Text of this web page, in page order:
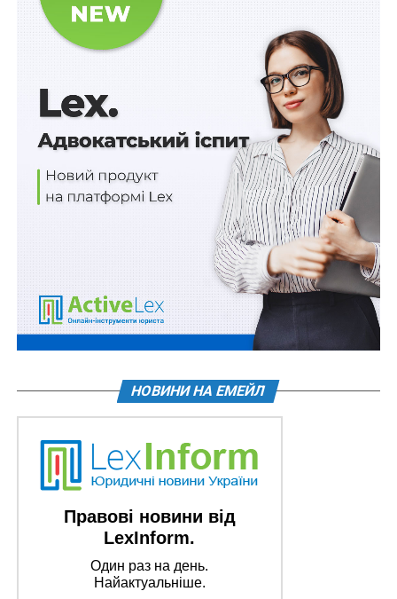
НАСТУПНА
Контролювати аудиторів буде новий орган
НЕ ПРОПУСТІТЬ
Безоплатна правова допомога громадянам, чиї
інформаційні права порушені на тимчасово
окупованих територіях
НОВИНИ НА ЕМЕЙЛ
Правові новини від
LexInform.
Один раз на день.
Найактуальніше.